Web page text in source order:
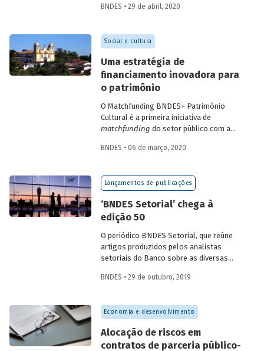
as companhias.
governança corporativa em empresas
edição traz ainda uma análise do
profissional de ciência de dados e um
comunicado sobre a participação no 3º
Congresso Uqbar de Finanças
Estruturadas.
BNDES • 29 de abril, 2020
Social e cultura
Uma estratégia de
financiamento inovadora para
o patrimônio
O Matchfunding BNDES+ Patrimônio
Cultural é a primeira iniciativa de
matchfunding do setor público com a
programa desse tipo no mundo. A
privados é realizada por meio do
financiamento coletivo (crowdfunding
sociedade na escolha e no financiamento
e acompanhamento dos projetos.
BNDES • 06 de março, 2020
Lançamentos de publicações
‘BNDES Setorial’ chega à
edição 50
O periódico BNDES Setorial, que reúne
artigos produzidos pelos analistas
setoriais do Banco sobre as diversas
este ano a sua edição de nº 50,
contínua. Essa edição traz quatro novas
análises sobre os setores de aeroportos,
transformação e resíduos sólidos.
BNDES • 29 de outubro, 2019
Economia e desenvolvimento
Alocação de riscos em
contratos de parceria público-